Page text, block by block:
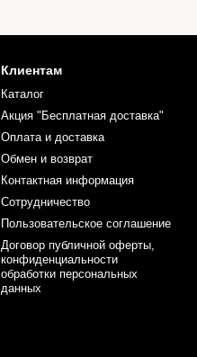
Клиентам
Каталог
Акция "Бесплатная доставка"
Оплата и доставка
Обмен и возврат
Контактная информация
Сотрудничество
Пользовательское соглашение
Договор публичной оферты,
конфиденциальности
обработки персональных
данных